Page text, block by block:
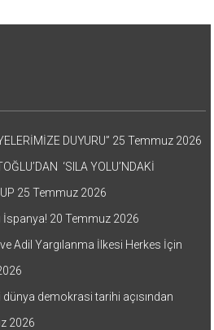
DUYURU” 25 Temmuz 2026
‘SILA YOLU’NDAKİ
25 Temmuz 2026
İspanya! 20 Temmuz 2026
Adil Yargılanma İlkesi Herkes İçin
demokrasi tarihi açısından
2026